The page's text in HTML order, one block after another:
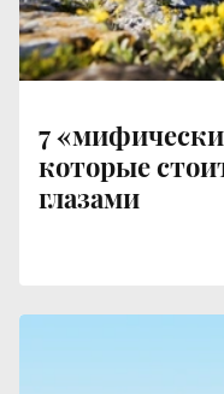
7
которые
глазами